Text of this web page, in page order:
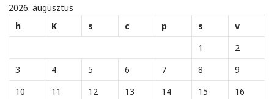
2026. augusztus
h
K s c p s
v
1
2
3
4 5 6 7 8
9
10
11 12 13 14 15
16